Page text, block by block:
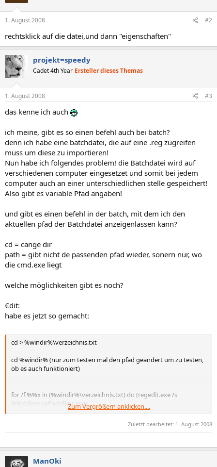
1. August 2008 #2
rechtsklick auf die datei,und dann "eigenschaften"
projekt=speedy
Cadet 4th Year Ersteller dieses Themas
1. August 2008 #3
das kenne ich auch
ich meine, gibt es so einen befehl auch bei batch?
denn ich habe eine batchdatei, die auf eine .reg zugreifen
muss um diese zu importieren!
Nun habe ich folgendes problem! die Batchdatei wird auf
verschiedenen computer eingesetzet und somit bei jedem
computer auch an einer unterschiedlichen stelle gespeichert!
Also gibt es variable Pfad angaben!
und gibt es einen befehl in der batch, mit dem ich den
aktuellen pfad der Batchdatei anzeigenlassen kann?
cd = cange dir
path = gibt nicht de passenden pfad wieder, sonern nur, wo
die cmd.exe liegt
welche möglichkeiten gibt es noch?
€dit:
habe es jetzt so gemacht:
cd > %windir%\verzeichnis.txt
cd %windir% (nur zum testen mal den pfad geändert um zu testen,
ob es auch funktioniert)
for /f %%x in (%windir%\verzeichnis.txt) do (regedit.exe /s
%%x\ServicePackFiles.reg)Zum Vergrößern anklicken....
Zuletzt bearbeitet: 1. August 2008
ManOki